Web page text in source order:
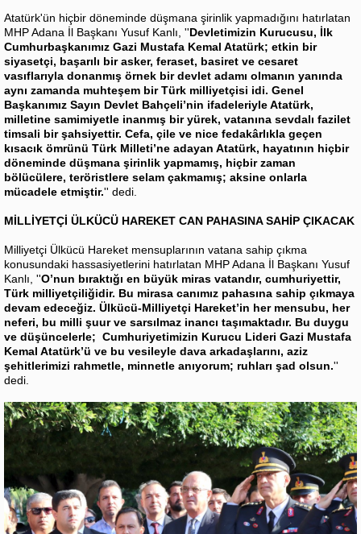
Atatürk'ün hiçbir döneminde düşmana şirinlik yapmadığını hatırlatan
MHP Adana İl Başkanı Yusuf Kanlı, ''Devletimizin Kurucusu, İlk
Cumhurbaşkanımız Gazi Mustafa Kemal Atatürk; etkin bir
siyasetçi, başarılı bir asker, feraset, basiret ve cesaret
vasıflarıyla donanmış örnek bir devlet adamı olmanın yanında
aynı zamanda muhteşem bir Türk milliyetçisi idi. Genel
Başkanımız Sayın Devlet Bahçeli’nin ifadeleriyle Atatürk,
milletine samimiyetle inanmış bir yürek, vatanına sevdalı fazilet
timsali bir şahsiyettir. Cefa, çile ve nice fedakârlıkla geçen
kısacık ömrünü Türk Milleti’ne adayan Atatürk, hayatının hiçbir
döneminde düşmana şirinlik yapmamış, hiçbir zaman
bölücülere, teröristlere selam çakmamış; aksine onlarla
mücadele etmiştir.'' dedi.
MİLLİYETÇİ ÜLKÜCÜ HAREKET CAN PAHASINA SAHİP ÇIKACAK
Milliyetçi Ülkücü Hareket mensuplarının vatana sahip çıkma
konusundaki hassasiyetlerini hatırlatan MHP Adana İl Başkanı Yusuf
Kanlı, ''O’nun bıraktığı en büyük miras vatandır, cumhuriyettir,
Türk milliyetçiliğidir. Bu mirasa canımız pahasına sahip çıkmaya
devam edeceğiz. Ülkücü-Milliyetçi Hareket’in her mensubu, her
neferi, bu milli şuur ve sarsılmaz inancı taşımaktadır. Bu duygu
ve düşüncelerle; Cumhuriyetimizin Kurucu Lideri Gazi Mustafa
Kemal Atatürk’ü ve bu vesileyle dava arkadaşlarını, aziz
şehitlerimizi rahmetle, minnetle anıyorum; ruhları şad olsun.''
dedi.